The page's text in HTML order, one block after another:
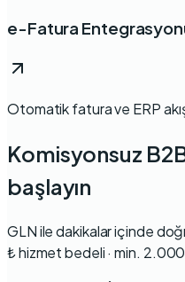
e-Fatura
Otomatik fatura ve ERP
Komisyonsuz
başlayın
GLN ile dakikalar içinde
₺ hizmet bedeli · min.